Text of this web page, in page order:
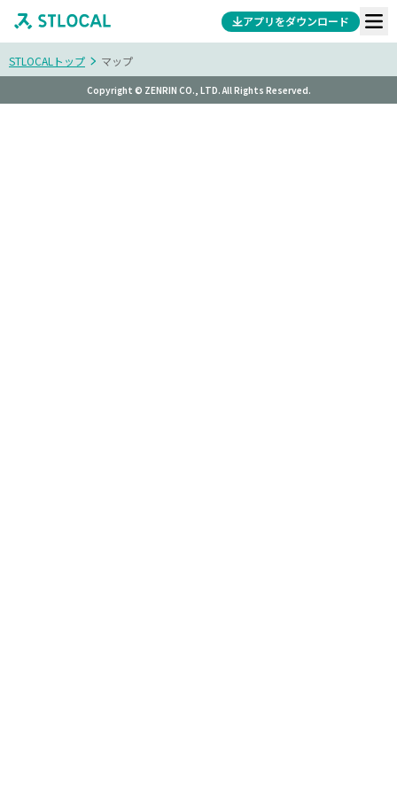
アプリをダウンロード
STLOCALトップ マップ
Copyright © ZENRIN CO., LTD. All Rights Reserved.